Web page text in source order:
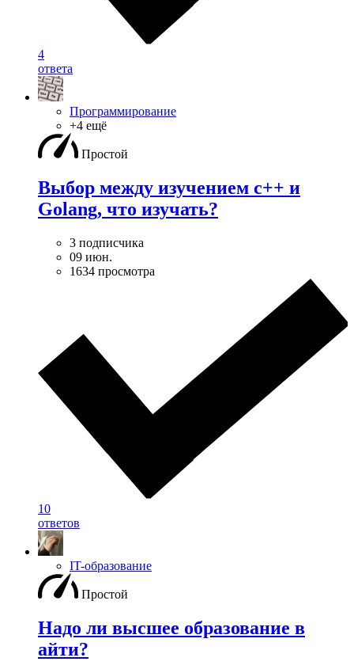
4
ответа
Программирование
+4 ещё
Простой
Выбор между изучением c++ и
Golang, что изучать?
3 подписчика
09 июн.
1634 просмотра
10
ответов
IT-образование
Простой
Надо ли высшее образование в
айти?